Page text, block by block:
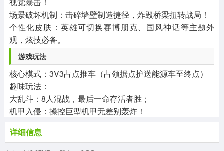
场景破坏机制：击碎墙壁制造捷径，炸毁桥梁扭转战局！
个性化皮肤：英雄可切换赛博朋克、国风神话等主题外
观，炫技必备。
游戏玩法
核心模式：3V3占点推车（占领据点护送能源车至终点）
趣味玩法：
大乱斗：8人混战，最后一命存活者胜；
机甲入侵：操控巨型机甲无差别轰炸！
详细信息